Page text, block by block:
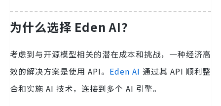
为什么选择 Eden AI？
考虑到与开源模型相关的潜在成本和挑战，一种经济高
效的解决方案是使用 API。 Eden AI 通过其 API 顺利整
合和实施 AI 技术，连接到多个 AI 引擎。